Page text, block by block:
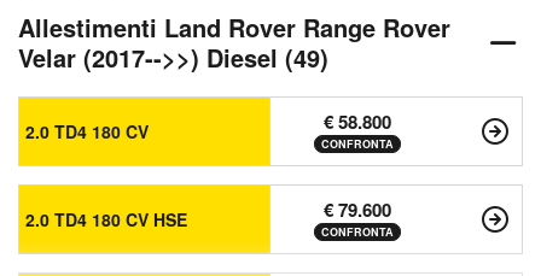
Allestimenti Land Rover Range Rover
Velar (2017-->>) Diesel (49)
2.0 TD4 180 CV € 58.800
CONFRONTA
2.0 TD4 180 CV HSE € 79.600
CONFRONTA